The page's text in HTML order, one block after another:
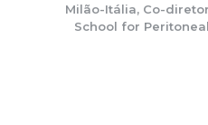
Milão-Itália, Co-
School for